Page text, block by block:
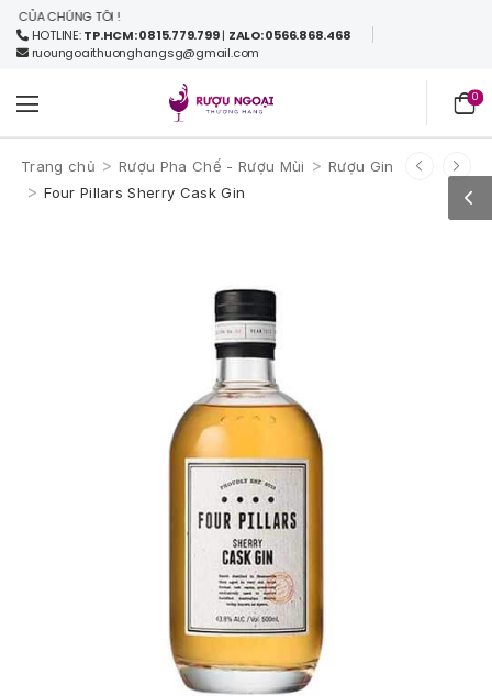
CHÚNG TÔI !
HOTLINE:TP.HCM: 0815.779.799| ZALO: 0566.868.468
ruoungoaithuonghangsg@gmail.com
0
Trang chủ > Rượu Pha Chế - Rượu Mùi > Rượu Gin
> Four Pillars Sherry Cask Gin